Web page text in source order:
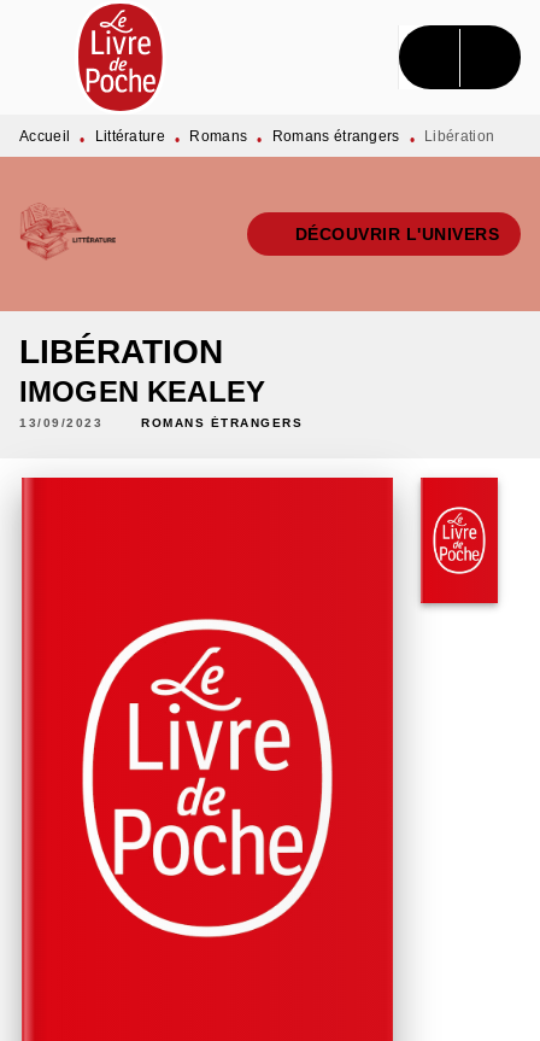
MENU RECHERCHE CONTENU
PIED DE PAGE
Accueil • Littérature • Romans • Romans étrangers • Libération
DÉCOUVRIR L'UNIVERS
LIBÉRATION
IMOGEN KEALEY
13/09/2023 ROMANS ÉTRANGERS